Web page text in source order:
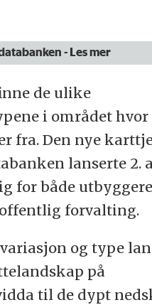
- Les mer
de ulike
i området hvor
fra. Den nye
lanserte 2.
for både
forvalting.
og type
på
til de dypt